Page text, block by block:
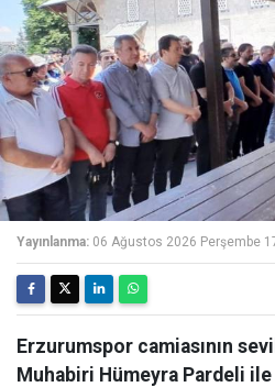
Yayınlanma: 06 Ağustos 2026 Perşembe
Erzurumspor camiasının
Muhabiri Hümeyra Pardeli